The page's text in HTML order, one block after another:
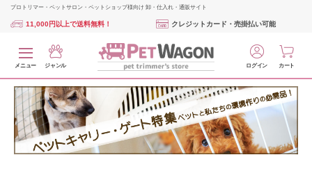
プロトリマー・ペットサロン・ペットショップ様向け 卸・仕入れ・通販サイト
11,000円以上で送料無料！ クレジットカード・売掛払い可能
メニュー ジャンル ログイン カート